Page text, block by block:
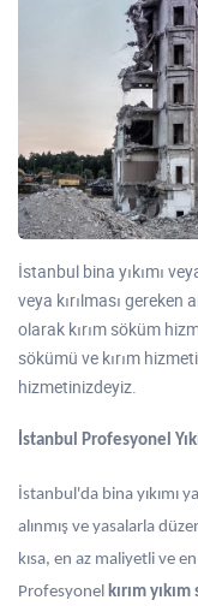
İstanbul bina yıkımı
veya kırılması
olarak kırım söküm
sökümü ve kırım
hizmetinizdeyiz.
İstanbul Profesyonel
İstanbul'da bina
alınmış ve yasalarla
kısa, en az maliyetli ve
Profesyonel kırım